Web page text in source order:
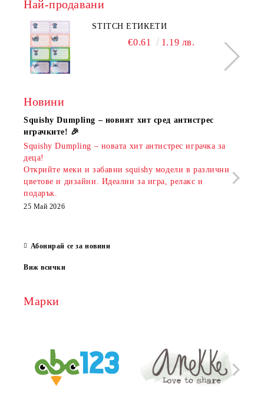
Най-продавани
STITCH ЕТИКЕТИ
€0.61 1.19 лв.
Новини
Squishy Dumpling – новият хит сред антистрес
играчките! 🎉
Squishy Dumpling – новата хит антистрес играчка за
деца!
Открийте меки и забавни squishy модели в различни
цветове и дизайни. Идеални за игра, релакс и
подарък.
25 Май 2026
Абонирай се за новини
Виж всички
Марки